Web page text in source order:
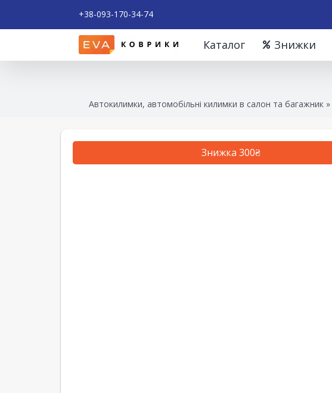
+38-093-170-34-74
Каталог Знижки
Автокилимки, автомобільні килимки в салон та багажник»
Знижка 300₴